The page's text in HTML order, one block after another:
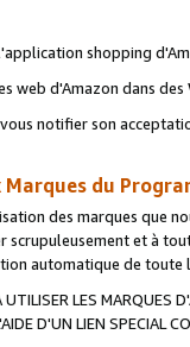
shopping
web d'Amazon dans
notifier son
du
des marques que
scrupuleusement et à
automatique de
LES MARQUES
D'UN LIEN SPECIAL